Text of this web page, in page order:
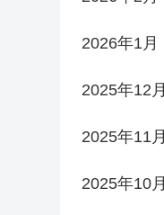
2026年1月
2025年12月
2025年11月
2025年10月